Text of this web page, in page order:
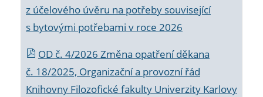
z účelového úvěru na potřeby související
s bytovými potřebami v roce 2026
OD č. 4/2026 Změna opatření děkana
č. 18/2025, Organizační a provozní řád
Knihovny Filozofické fakulty Univerzity Karlovy